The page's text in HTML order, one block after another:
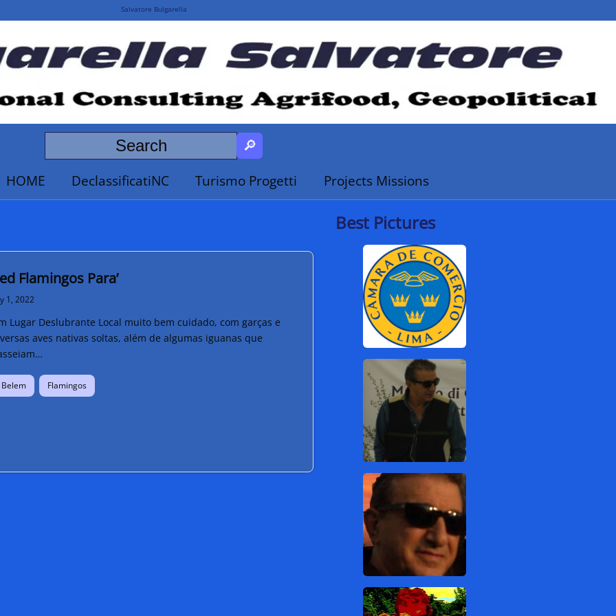
Salvatore Bulgarella
HOME DeclassificatiNC Turismo Progetti Projects Missions
Flamingos Para’
1, 2022
Lugar Deslubrante Local muito bem cuidado, com garças e
aves nativas soltas, além de algumas iguanas que
Belem Flamingos
Best Pictures